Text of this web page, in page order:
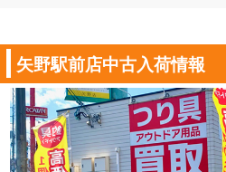
矢野駅前店中古入荷情報